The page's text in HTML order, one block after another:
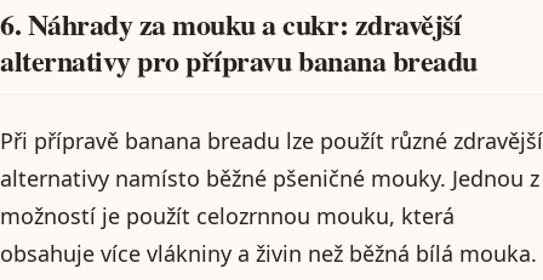
6. Náhrady za mouku a cukr: zdravější
alternativy pro přípravu banana breadu
Při přípravě banana breadu lze použít různé zdravější
alternativy namísto běžné pšeničné mouky. Jednou z
možností je použít celozrnnou mouku, která
obsahuje více vlákniny a živin než běžná bílá mouka.